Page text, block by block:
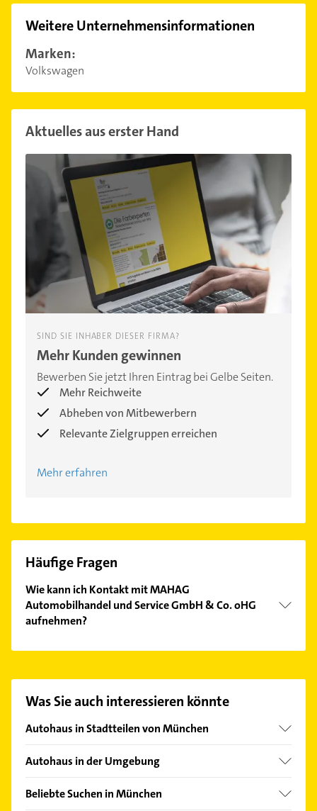
Weitere Unternehmensinformationen
Marken:
Volkswagen
Aktuelles aus erster Hand
SIND SIE INHABER DIESER FIRMA?
Mehr Kunden gewinnen
Bewerben Sie jetzt Ihren Eintrag bei Gelbe Seiten.
Mehr Reichweite
Abheben von Mitbewerbern
Relevante Zielgruppen erreichen
Mehr erfahren
Häufige Fragen
Wie kann ich Kontakt mit MAHAG
Automobilhandel und Service GmbH & Co. oHG
aufnehmen?
unserem Kontaktdaten-Bereich auswählen. Hier
finden Sie alleKontaktdaten
Was Sie auch interessieren könnte
Autohaus in Stadtteilen von München
Allach
Am Hart
Autohaus in der Umgebung
Feldkirchen Kreis München
Beliebte Suchen in München